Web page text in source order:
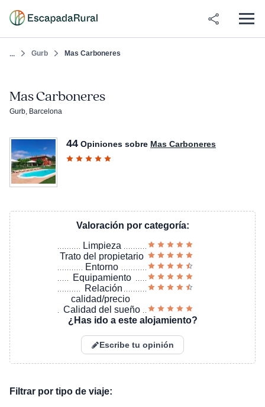
... Gurb Mas Carboneres
Mas Carboneres
Gurb, Barcelona
44 Opiniones sobre Mas Carboneres
Valoración por categoría:
Limpieza
Trato del propietario
Entorno
Equipamiento
Relación
calidad/precio
Calidad del sueño
¿Has ido a este alojamiento?
Escribe tu opinión
Filtrar por tipo de viaje: